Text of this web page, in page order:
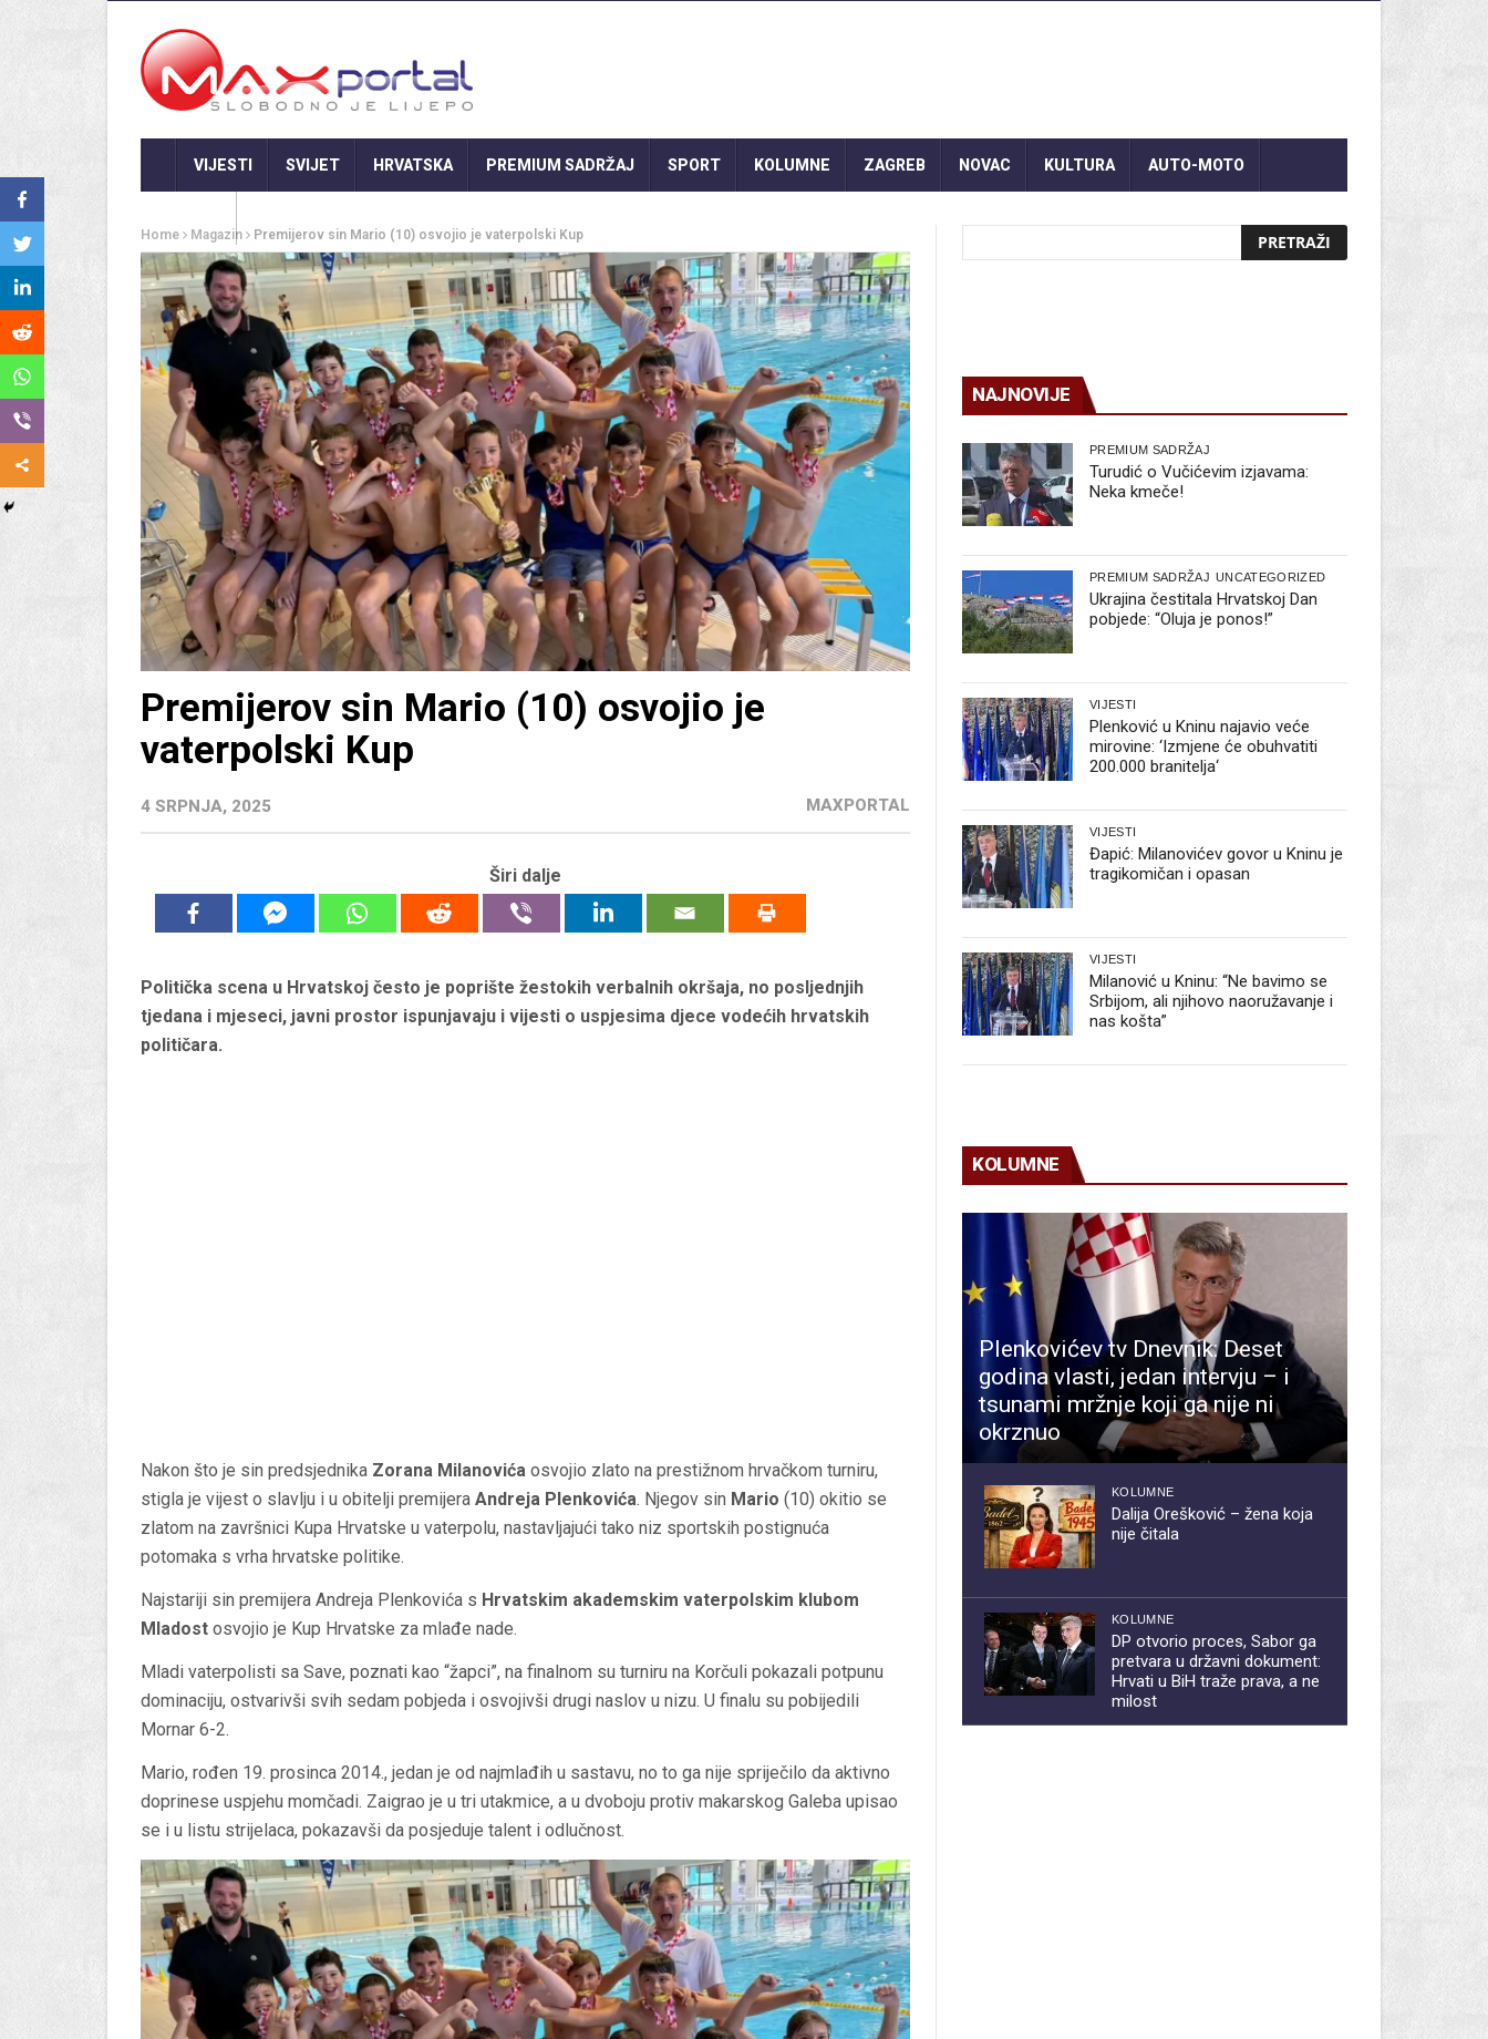
VIJESTI SVIJET HRVATSKA PREMIUM SADRŽAJ SPORT KOLUMNE ZAGREB NOVAC KULTURA AUTO-MOTO
Home Magazin Premijerov sin Mario (10) osvojio je vaterpolski Kup
Premijerov sin Mario (10) osvojio je
vaterpolski Kup
4 SRPNJA, 2025 MAXPORTAL
Širi dalje
Politička scena u Hrvatskoj često je poprište žestokih verbalnih okršaja, no posljednjih
tjedana i mjeseci, javni prostor ispunjavaju i vijesti o uspjesima djece vodećih hrvatskih
političara.
Nakon što je sin predsjednika Zorana Milanovića osvojio zlato na prestižnom hrvačkom turniru,
stigla je vijest o slavlju i u obitelji premijera Andreja Plenkovića. Njegov sin Mario (10) okitio se
zlatom na završnici Kupa Hrvatske u vaterpolu, nastavljajući tako niz sportskih postignuća
potomaka s vrha hrvatske politike.
Najstariji sin premijera Andreja Plenkovića s Hrvatskim akademskim vaterpolskim klubom
Mladost osvojio je Kup Hrvatske za mlađe nade.
Mladi vaterpolisti sa Save, poznati kao “žapci”, na finalnom su turniru na Korčuli pokazali potpunu
dominaciju, ostvarivši svih sedam pobjeda i osvojivši drugi naslov u nizu. U finalu su pobijedili
Mornar 6-2.
Mario, rođen 19. prosinca 2014., jedan je od najmlađih u sastavu, no to ga nije spriječilo da aktivno
doprinese uspjehu momčadi. Zaigrao je u tri utakmice, a u dvoboju protiv makarskog Galeba upisao
se i u listu strijelaca, pokazavši da posjeduje talent i odlučnost.
NAJNOVIJE
PREMIUM SADRŽAJ
Turudić o Vučićevim izjavama:
Neka kmeče!
PREMIUM SADRŽAJ UNCATEGORIZED
Ukrajina čestitala Hrvatskoj Dan
pobjede: “Oluja je ponos!”
VIJESTI
Plenković u Kninu najavio veće
mirovine: ‘Izmjene će obuhvatiti
200.000 branitelja‘
VIJESTI
Đapić: Milanovićev govor u Kninu je
tragikomičan i opasan
VIJESTI
Milanović u Kninu: “Ne bavimo se
Srbijom, ali njihovo naoružavanje i
nas košta”
KOLUMNE
Plenkovićev tv Dnevnik: Deset
godina vlasti, jedan intervju – i
tsunami mržnje koji ga nije ni
okrznuo
KOLUMNE
Dalija Orešković – žena koja
nije čitala
KOLUMNE
DP otvorio proces, Sabor ga
pretvara u državni dokument:
Hrvati u BiH traže prava, a ne
milost